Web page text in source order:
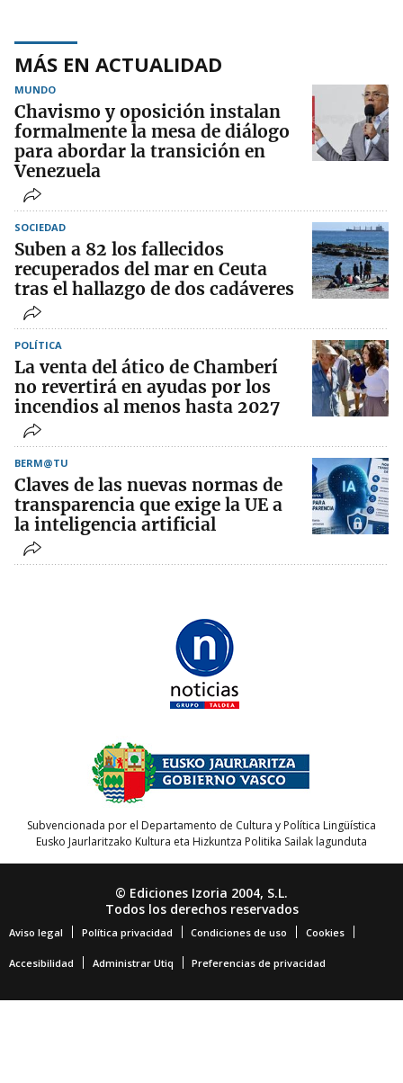
MÁS EN ACTUALIDAD
MUNDO
Chavismo y oposición instalan
formalmente la mesa de diálogo
para abordar la transición en
Venezuela
SOCIEDAD
Suben a 82 los fallecidos
recuperados del mar en Ceuta
tras el hallazgo de dos cadáveres
POLÍTICA
La venta del ático de Chamberí
no revertirá en ayudas por los
incendios al menos hasta 2027
BERM@TU
Claves de las nuevas normas de
transparencia que exige la UE a
la inteligencia artificial
Subvencionada por el Departamento de Cultura y Política Lingüística
Eusko Jaurlaritzako Kultura eta Hizkuntza Politika Sailak lagunduta
© Ediciones Izoria 2004, S.L.
Todos los derechos reservados
Aviso legal Política privacidad Condiciones de uso Cookies
Accesibilidad Administrar Utiq Preferencias de privacidad